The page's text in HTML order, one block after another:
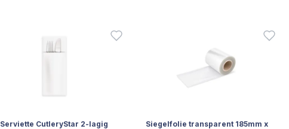
Serviette CutleryStar 2-lagig
Siegelfolie transparent 185mm x